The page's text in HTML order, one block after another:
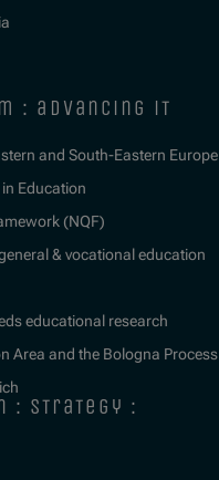
: advancing it
and South-Eastern Europe
Education
(NQF)
& vocational education
educational research
Area and the Bologna Process
: strategy :